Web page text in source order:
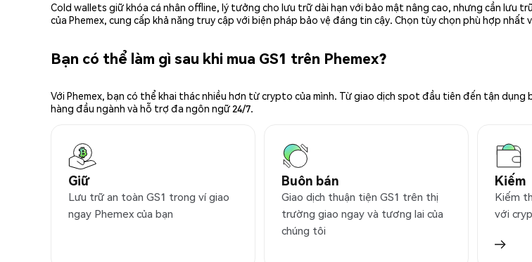
Cold wallets giữ khóa cá nhân offline, lý tưởng cho lưu trữ dài hạn với bảo mật nâng cao, nhưng cần
của Phemex, cung cấp khả năng truy cập với biện pháp bảo vệ đáng tin cậy. Chọn tùy chọn phù hợp nhất
Bạn có thể làm gì sau khi mua GS1 trên Phemex?
Với Phemex, bạn có thể khai thác nhiều hơn từ crypto của mình. Từ giao dịch spot đầu tiên đến tận
hàng đầu ngành và hỗ trợ đa ngôn ngữ 24/7.
Giữ
Lưu trữ an toàn GS1 trong ví giao
ngay Phemex của bạn
Buôn bán
Giao dịch thuận tiện GS1 trên thị
trường giao ngay và tương lai của
chúng tôi
Kiếm
Kiếm
với